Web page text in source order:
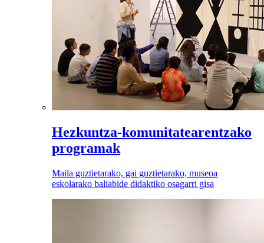
Hezkuntza-komunitatearentzako
programak
Maila guztietarako, gai guztietarako, museoa
eskolarako baliabide didaktiko osagarri gisa